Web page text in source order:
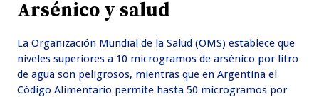
Arsénico y salud
La Organización Mundial de la Salud (OMS) establece que
niveles superiores a 10 microgramos de arsénico por litro
de agua son peligrosos, mientras que en Argentina el
Código Alimentario permite hasta 50 microgramos por